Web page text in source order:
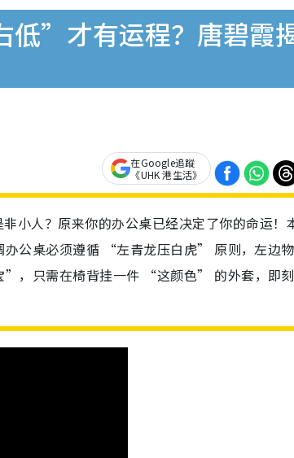
”才有运程？唐碧霞
在Google追蹤
《UHK 港生活》
小人？原来你的办公桌已经决定了你的命运！
办公桌必须遵循 “左青龙压白虎” 原则，左边
”，只需在椅背挂一件 “这颜色” 的外套，即